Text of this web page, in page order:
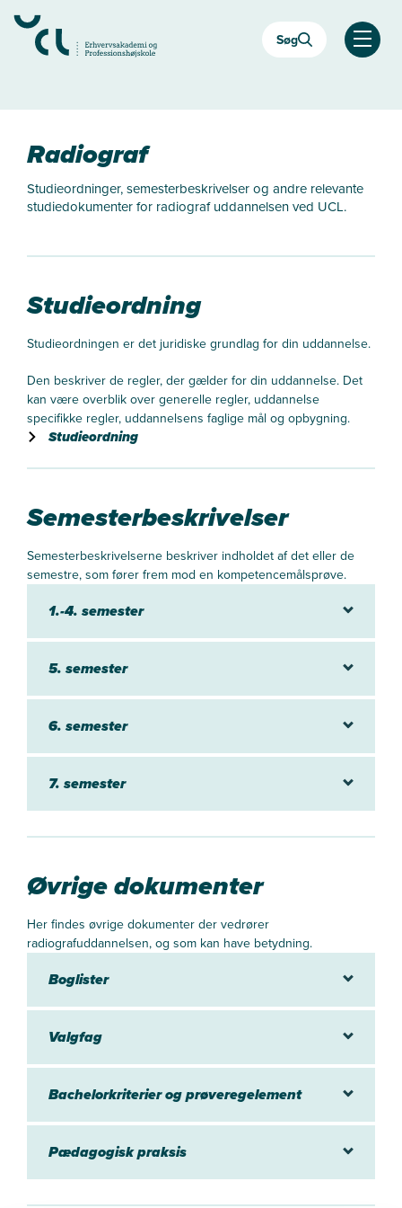
hovedindhold
Søg
Åben
Radiograf
Studieordninger, semesterbeskrivelser og andre relevante
studiedokumenter for radiograf uddannelsen ved UCL.
Studieordning
Studieordningen er det juridiske grundlag for din uddannelse.
Den beskriver de regler, der gælder for din uddannelse. Det
kan være overblik over generelle regler, uddannelse
specifikke regler, uddannelsens faglige mål og opbygning.
Studieordning
Semesterbeskrivelser
Semesterbeskrivelserne beskriver indholdet af det eller de
semestre, som fører frem mod en kompetencemålsprøve.
1.-4. semester
5. semester
6. semester
7. semester
Øvrige dokumenter
Her findes øvrige dokumenter der vedrører
radiografuddannelsen, og som kan have betydning.
Boglister
Valgfag
Bachelorkriterier og prøveregelement
Pædagogisk praksis